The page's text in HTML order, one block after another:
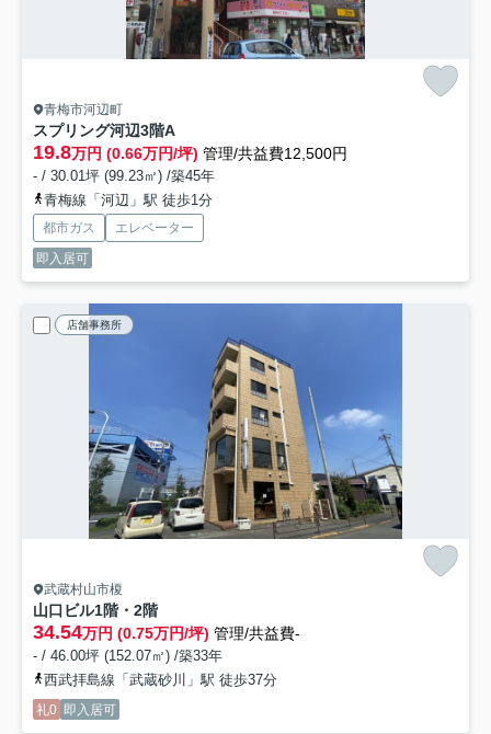
青梅市河辺町
スプリング河辺3階A
19.8万円 (0.66万円/坪) 管理/共益費12,500円
- / 30.01坪 (99.23㎡) /築45年
青梅線「河辺」駅 徒歩1分
都市ガス
エレベーター
即入居可
店舗事務所
武蔵村山市榎
山口ビル1階・2階
34.54万円 (0.75万円/坪) 管理/共益費-
- / 46.00坪 (152.07㎡) /築33年
西武拝島線「武蔵砂川」駅 徒歩37分
礼0 即入居可